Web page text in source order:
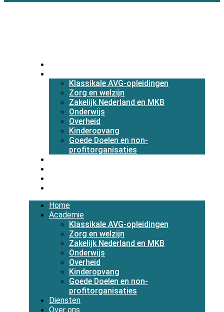
Klassikale AVG-opleidingen
Zorg en welzijn
Zakelijk Nederland en MKB
Onderwijs
Overheid
Kinderopvang
Goede Doelen en non-
profitorganisaties
Home
Academie
Klassikale AVG-opleidingen
Zorg en welzijn
Zakelijk Nederland en MKB
Onderwijs
Overheid
Kinderopvang
Goede Doelen en non-
profitorganisaties
Diensten
Over ons